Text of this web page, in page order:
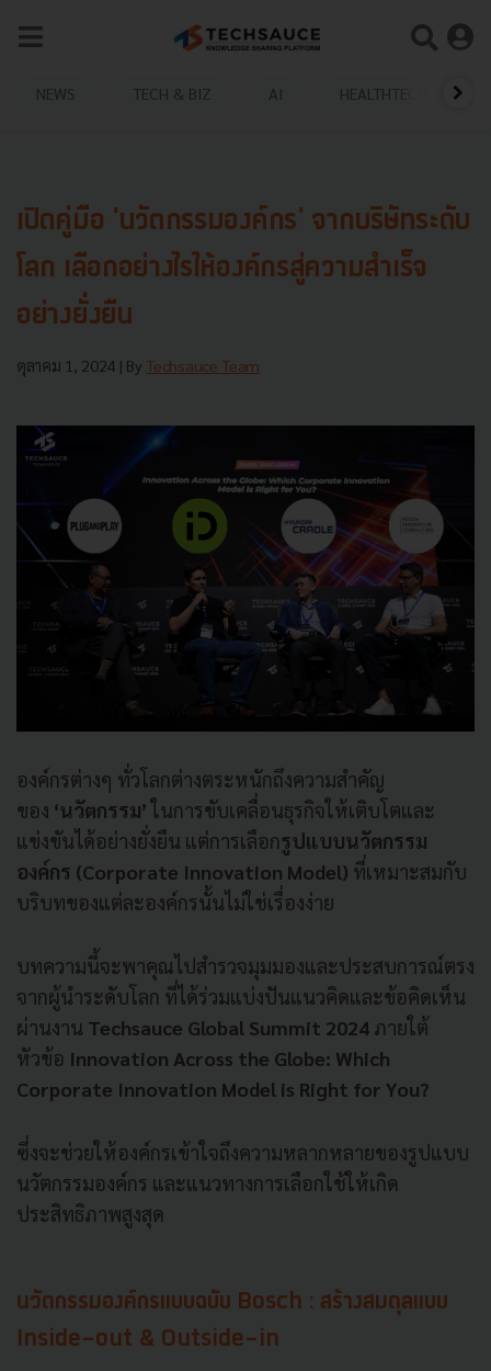
NEWS TECH & BIZ AI HEALTHTECH
เปิดคู่มือ 'นวัตกรรมองค์กร' จากบริษัทระดับ
โลก เลือกอย่างไรให้องค์กรสู่ความสำเร็จ
อย่างยั่งยืน
ตุลาคม 1, 2024 | By Techsauce Team
องค์กรต่างๆ ทั่วโลกต่างตระหนักถึงความสำคัญ
ของ ‘นวัตกรรม’ในการขับเคลื่อนธุรกิจให้เติบโตและ
แข่งขันได้อย่างยั่งยืน แต่การเลือกรูปแบบนวัตกรรม
องค์กร (Corporate Innovation Model) ที่เหมาะสมกับ
บริบทของแต่ละองค์กรนั้นไม่ใช่เรื่องง่าย
บทความนี้จะพาคุณไปสำรวจมุมมองและประสบการณ์ตรง
จากผู้นำระดับโลก ที่ได้ร่วมแบ่งปันแนวคิดและข้อคิดเห็น
ผ่านงาน Techsauce Global Summit 2024 ภายใต้
หัวข้อ Innovation Across the Globe: Which
Corporate Innovation Model is Right for You?
ซึ่งจะช่วยให้องค์กรเข้าใจถึงความหลากหลายของรูปแบบ
นวัตกรรมองค์กร และแนวทางการเลือกใช้ให้เกิด
ประสิทธิภาพสูงสุด
นวัตกรรมองค์กรแบบฉบับ Bosch : สร้างสมดุลแบบ
Inside-out & Outside-in